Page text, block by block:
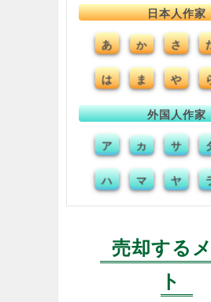
日本人作家
あ か さ
は ま や
外国人作家
ア カ サ
ハ マ ヤ
売却する
ト